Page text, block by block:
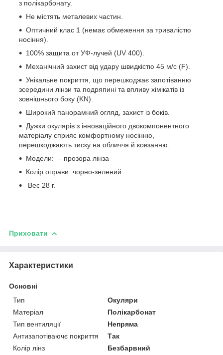
з полікарбонату.
Не містять металевих частин.
Оптичний клас 1 (немає обмеження за тривалістю
носіння).
100% защита от УФ-лучей (UV 400).
Механічний захист від удару швидкістю 45 м/с (F).
Унікальне покриття, що перешкоджає запотіванню
зсередини лінзи та подряпині та впливу хімікатів із
зовнішнього боку (KN).
Широкий панорамний огляд, захист із боків.
Дужки окулярів з інноваційного двокомпонентного
матеріалу сприяє комфортному носінню,
перешкоджають тиску на обличчя й ковзанню.
Модели: – прозора лінза
Колір оправи: чорно-зелений
Вес 28 г.
Приховати
Характеристики
Основні
Тип
Окуляри
Матеріал
Полікарбонат
Тип вентиляції
Непряма
Антизапотіваючє покриття
Так
Колір лінз
Безбарвний